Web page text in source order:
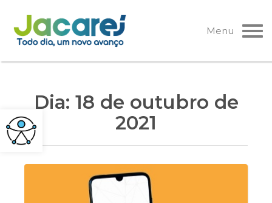
Pular
para
o
Menu
Dia: 18 de outubro de
2021